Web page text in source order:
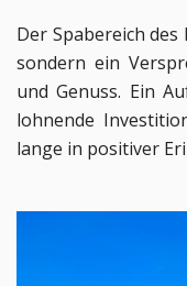
Der Spabereich
sondern ein
und Genuss. Ein
lohnende
lange in positiver